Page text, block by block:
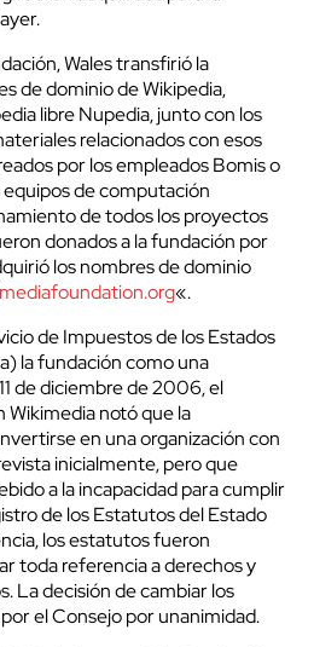
Wales transfirió la
de dominio de Wikipedia,
libre Nupedia, junto con los
relacionados con esos
por los empleados Bomis o
equipos de computación
de todos los proyectos
donados a la fundación por
los nombres de dominio
«.
de Impuestos de los Estados
la fundación como una
de diciembre de 2006, el
Wikimedia notó que la
en una organización con
inicialmente, pero que
a la incapacidad para cumplir
de los Estatutos del Estado
los estatutos fueron
toda referencia a derechos y
La decisión de cambiar los
el Consejo por unanimidad.